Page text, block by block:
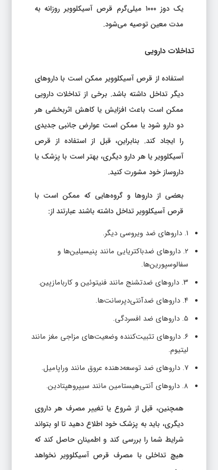
یک دوز ۱۰۰۰ میلی‌گرم قرص آسیکلوویر روزانه به
مدت معین توصیه می‌شود.
تداخلات دارویی
استفاده از قرص آسیکلوویر ممکن است با داروهای
دیگر تداخل داشته باشد. برخی از تداخلات دارویی
ممکن است باعث افزایش یا کاهش اثربخشی هر
دو دارو شود یا ممکن است عوارض جانبی جدیدی
را ایجاد کند. بنابراین، قبل از استفاده از قرص
آسیکلوویر یا هر دارو دیگری، بهتر است با پزشک یا
داروساز خود مشورت کنید.
بعضی از داروها و گروه‌هایی که ممکن است با
قرص آسیکلوویر تداخل داشته باشند عبارتند از:
۱. داروهای ضد ویروسی دیگر.
۲. داروهای ضدباکتریایی مانند پنیسیلین‌ها و
سفالوسپورین‌ها.
۳. داروهای ضدتشنج مانند فنیتوئین و کاربامازپین.
۴. داروهای ضدآنتی‌دپرسانت‌ها.
۵. داروهای ضد افسردگی.
۶. داروهای تثبیت‌کننده وضعیت‌های مزاجی مغز مانند
لیتیوم.
۷. داروهای ضد توسعه‌دهنده عروق مانند وراپامیل.
۸. داروهای آنتی‌هیستامین مانند سیپروهپتادین.
همچنین، قبل از شروع یا تغییر مصرف هر داروی
دیگری، باید به پزشک خود اطلاع دهید تا او بتواند
شرایط شما را بررسی کند و اطمینان حاصل کند که
هیچ تداخلی با مصرف قرص آسیکلوویر نخواهد